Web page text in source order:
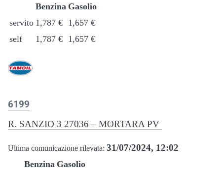
Benzina Gasolio
servito 1,787 € 1,657 €
self
1,787 € 1,657 €
6199
R. SANZIO 3 27036 – MORTARA PV
Ultima comunicazione rilevata: 31/07/2024, 12:02
Benzina Gasolio